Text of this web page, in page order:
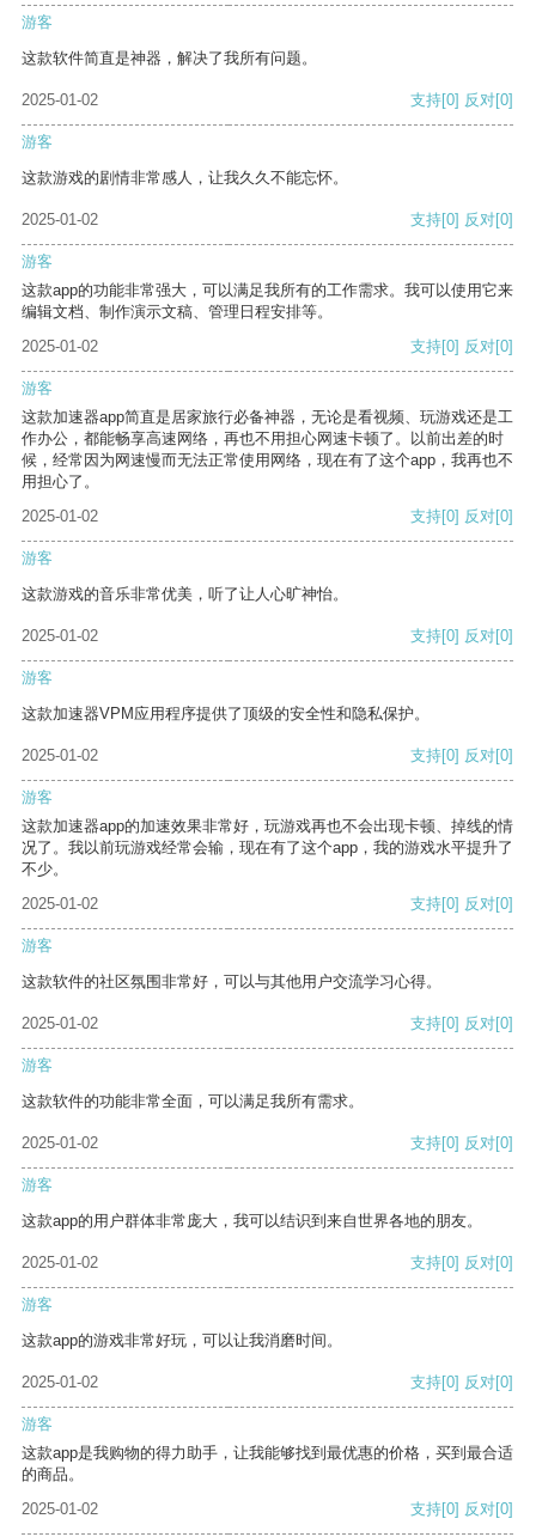
游客
这款软件简直是神器，解决了我所有问题。
2025-01-02 支持[0] 反对[0]
游客
这款游戏的剧情非常感人，让我久久不能忘怀。
2025-01-02 支持[0] 反对[0]
游客
这款app的功能非常强大，可以满足我所有的工作需求。我可以使用它来
编辑文档、制作演示文稿、管理日程安排等。
2025-01-02
支持[0] 反对[0]
游客
这款加速器app简直是居家旅行必备神器，无论是看视频、玩游戏还是工
作办公，都能畅享高速网络，再也不用担心网速卡顿了。以前出差的时
候，经常因为网速慢而无法正常使用网络，现在有了这个app，我再也不
用担心了。
2025-01-02
支持[0] 反对[0]
游客
这款游戏的音乐非常优美，听了让人心旷神怡。
2025-01-02 支持[0] 反对[0]
游客
这款加速器VPM应用程序提供了顶级的安全性和隐私保护。
2025-01-02 支持[0] 反对[0]
游客
这款加速器app的加速效果非常好，玩游戏再也不会出现卡顿、掉线的情
况了。我以前玩游戏经常会输，现在有了这个app，我的游戏水平提升了
不少。
2025-01-02
支持[0] 反对[0]
游客
这款软件的社区氛围非常好，可以与其他用户交流学习心得。
2025-01-02 支持[0] 反对[0]
游客
这款软件的功能非常全面，可以满足我所有需求。
2025-01-02 支持[0] 反对[0]
游客
这款app的用户群体非常庞大，我可以结识到来自世界各地的朋友。
2025-01-02 支持[0] 反对[0]
游客
这款app的游戏非常好玩，可以让我消磨时间。
2025-01-02 支持[0] 反对[0]
游客
这款app是我购物的得力助手，让我能够找到最优惠的价格，买到最合适
的商品。
2025-01-02
支持[0] 反对[0]